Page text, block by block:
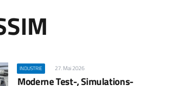
INDUSTRIE 27. Mai 2026
Moderne Test-, Simulations-